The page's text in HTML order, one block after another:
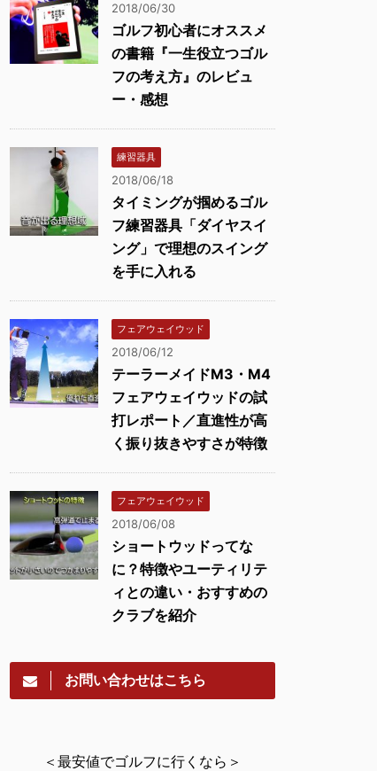
2018/06/30
ゴルフ初心者にオススメ
の書籍『一生役立つゴル
フの考え方』のレビュ
ー・感想
練習器具
2018/06/18
タイミングが掴めるゴル
フ練習器具「ダイヤスイ
ング」で理想のスイング
を手に入れる
フェアウェイウッド
2018/06/12
テーラーメイドM3・M4
フェアウェイウッドの試
打レポート／直進性が高
く振り抜きやすさが特徴
フェアウェイウッド
2018/06/08
ショートウッドってな
に？特徴やユーティリテ
ィとの違い・おすすめの
クラブを紹介
お問い合わせはこちら
＜最安値でゴルフに行くなら＞